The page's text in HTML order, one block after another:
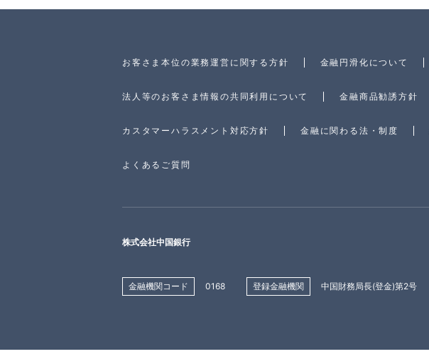
お客さま本位の業務運営に関する方針 金融円滑化について
法人等のお客さま情報の共同利用について 金融商品勧誘方針
カスタマーハラスメント対応方針 金融に関わる法・制度
よくあるご質問
株式会社中国銀行
金融機関コード 0168 登録金融機関 中国財務局長(登金)第2号